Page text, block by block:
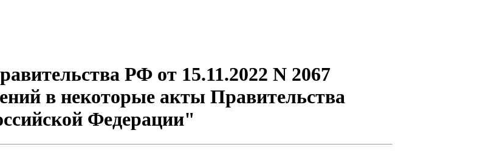
РФ от 15.11.2022 N 2067
в некоторые акты Правительства
Федерации"